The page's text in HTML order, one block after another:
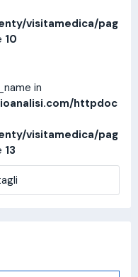
visitamedica/pag
10
in
httpdoc
visitamedica/pag
13